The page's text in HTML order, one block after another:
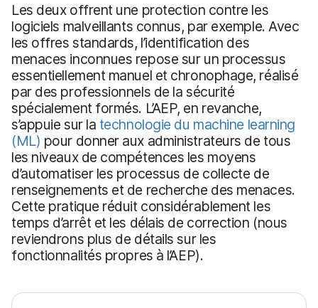
Les deux offrent une protection contre les
logiciels malveillants connus, par exemple. Avec
les offres standards, l’identification des
menaces inconnues repose sur un processus
essentiellement manuel et chronophage, réalisé
par des professionnels de la sécurité
spécialement formés. L’AEP, en revanche,
s’appuie sur la technologie du machine learning
(ML) pour donner aux administrateurs de tous
les niveaux de compétences les moyens
d’automatiser les processus de collecte de
renseignements et de recherche des menaces.
Cette pratique réduit considérablement les
temps d’arrêt et les délais de correction (nous
reviendrons plus de détails sur les
fonctionnalités propres à l’AEP).